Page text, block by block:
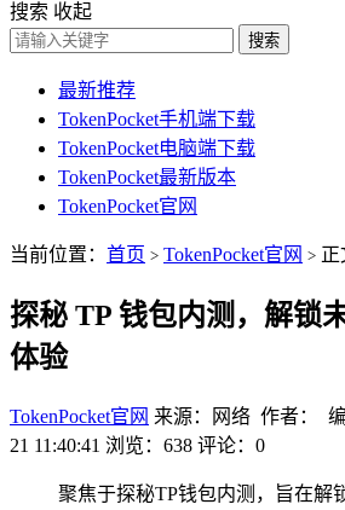
搜索 收起
搜索
最新推荐
TokenPocket手机端下载
TokenPocket电脑端下载
TokenPocket最新版本
TokenPocket官网
当前位置： 首页 > TokenPocket官网 > 正
探秘 TP 钱包内测，解锁
体验
TokenPocket官网 来源：网络 作者： 编
21 11:40:41 浏览：638 评论：0
聚焦于探秘TP钱包内测，旨在解